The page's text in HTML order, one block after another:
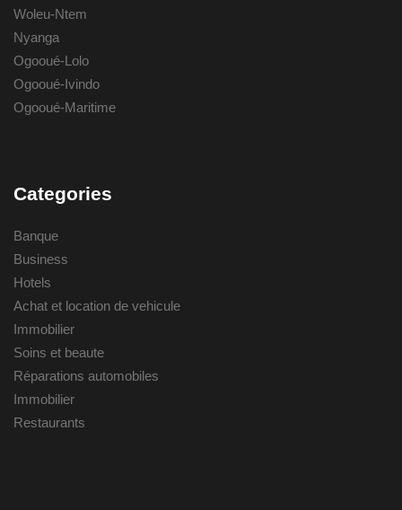
Woleu-Ntem
Nyanga
Ogooué-Lolo
Ogooué-Ivindo
Ogooué-Maritime
Categories
Banque
Business
Hotels
Achat et location de vehicule
Immobilier
Soins et beaute
Réparations automobiles
Immobilier
Restaurants